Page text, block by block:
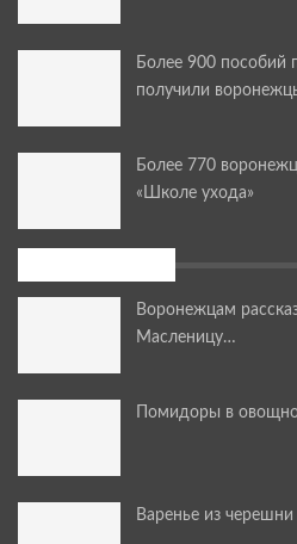
Более 900 пособий
получили
Более 770
«Школе ухода»
Воронежцам
Масленицу…
Помидоры в
Варенье из черешни